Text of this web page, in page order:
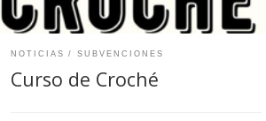
NOTICIAS SUBVENCIONES
Curso de Croché